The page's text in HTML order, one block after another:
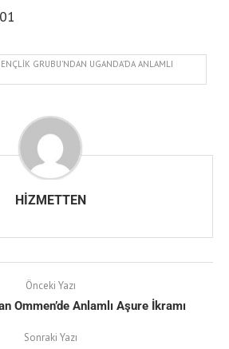
GRUBU’NDAN UGANDA’DA ANLAMLI
HIZMETTEN
Önceki Yazı
Ommen’de Anlamlı Aşure İkramı
Sonraki Yazı